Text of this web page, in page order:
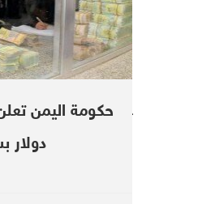
response. “It
Follow us on twitter
دولار